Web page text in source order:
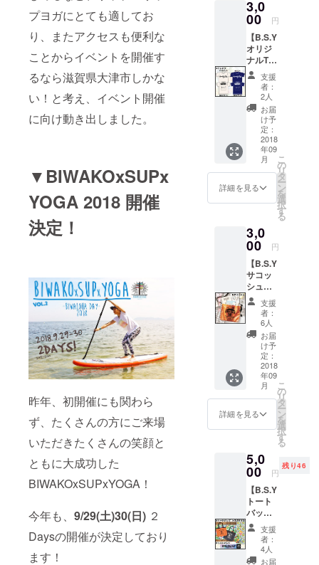
プヨガにとても適してお
り、またアクセスも便利な
ことからイベントを開催す
るなら滋賀県大津市しかな
い！と考え、イベント開催
に向け動き出しました。
▼BIWAKOxSUPx
YOGA 2018 開催
決定！
昨年、初開催にも関わら
ず、たくさんの方にご来場
いただきたくさんの笑顔と
ともに大成功した
BIWAKOxSUPxYOGA！
今年も、 9/29(土)30(日) ２
Daysの開催が決定しており
ます！
金を集めて
います。
ナル
キーホ
ルダー
とイベ
ントリ
ストバ
ンドを
セット
でプレ
ゼン
ト！ ▶︎
オリジ
ナル
キーホ
ルダー
(¥2,000
-) サイ
▶︎B.S.Y
リスト
バンド
(¥1,000
-) ※画像
はイ
メージ
です ※
デザイ
ンは予
告なく
変更に
なる場
合がご
ざいま
す ※８
月末頃
3,0
00 円
【B.S.Y
オリジ
ナルT
シャ
ツ】
BIWAK
OxSUP
xYOGA
2018 限
定デザ
インのT
シャツ
をプレ
ゼン
ト！ オ
フホワ
ネイ
ビーを
お選び
いただ
けま
す。 フ
ロント
はオ
フィ
シャル
ロゴ、
バック
はロゴ
と協賛
企業さ
まがプ
リント
りま
す。
▶︎B.S.Y
オリジ
ナルT
シャツ
(¥3,300
-) カ
ラー：
オフホ
支援
者：
2人
お届
け予
定：
2018
年09
月
詳細を見る
こ
の
リ
タ
ー
ン
を
選
択
す
る
3,0
00 円
【B.S.Y
サコッ
シュ】
BIWAK
OxSUP
xYOGA
限定デ
ザイン
のサ
コッ
シュを
プレゼ
ント！
お散歩
やレッ
スンな
イリー
に使い
やすい
サイズ
のショ
ルダー
バッグ
です。
コー
デュラ®
支援
者：
6人
お届
け予
定：
2018
年09
月
詳細を見る
こ
の
リ
タ
ー
ン
を
選
択
す
る
5,0
00 円
残り46
【B.S.Y
トート
バッグ
＆ヨガ
タオル
セッ
ト！】
支援
者：
4人
お届